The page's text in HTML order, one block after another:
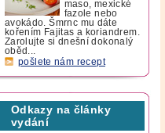
maso, mexické
fazole nebo
avokádo. Šmrnc mu dáte
kořením Fajitas a koriandrem.
Zarolujte si dnešní dokonalý
oběd...
pošlete nám recept
Odkazy na články
vydání